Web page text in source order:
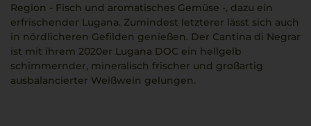
Region - Fisch und aromatisches Gemüse -, dazu ein
erfrischender Lugana. Zumindest letzterer lässt sich auch
in nördlicheren Gefilden genießen. Der Cantina di Negrar
ist mit ihrem 2020er Lugana DOC ein hellgelb
schimmernder, mineralisch frischer und großartig
ausbalancierter Weißwein gelungen.